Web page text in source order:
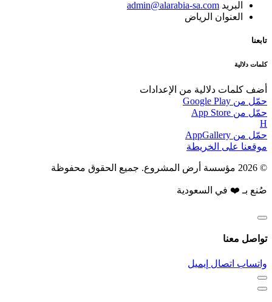
البريد admin@alarabia-sa.com
العنوان الرياض
تابعنا
كلمات دلالية
أضف كلمات دلالية من الإعدادات
حمّل من Google Play
حمّل من App Store
H
حمّل من AppGallery
موقعنا على الخريطة
© 2026 مؤسسة أرض المشروع. جميع الحقوق محفوظة
صُنع بـ ❤️ في السعودية
تواصل معنا
واتساب اتصال إيميل